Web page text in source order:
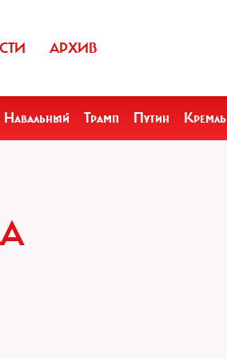
АРХИВ
Навальный Трамп Путин Кремль